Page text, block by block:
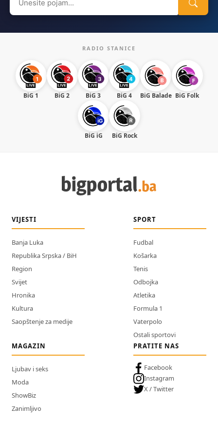
for:
RADIO STANICE
BiG 1 BiG 2 BiG 3 BiG 4 BiG Balade BiG Folk
BiG iG BiG Rock
VIJESTI
Banja Luka
Republika Srpska / BiH
Region
Svijet
Hronika
Kultura
Saopštenje za medije
SPORT
Fudbal
Košarka
Tenis
Odbojka
Atletika
Formula 1
Vaterpolo
Ostali sportovi
MAGAZIN
Ljubav i seks
Moda
ShowBiz
Zanimljivo
PRATITE NAS
Facebook
Instagram
X / Twitter